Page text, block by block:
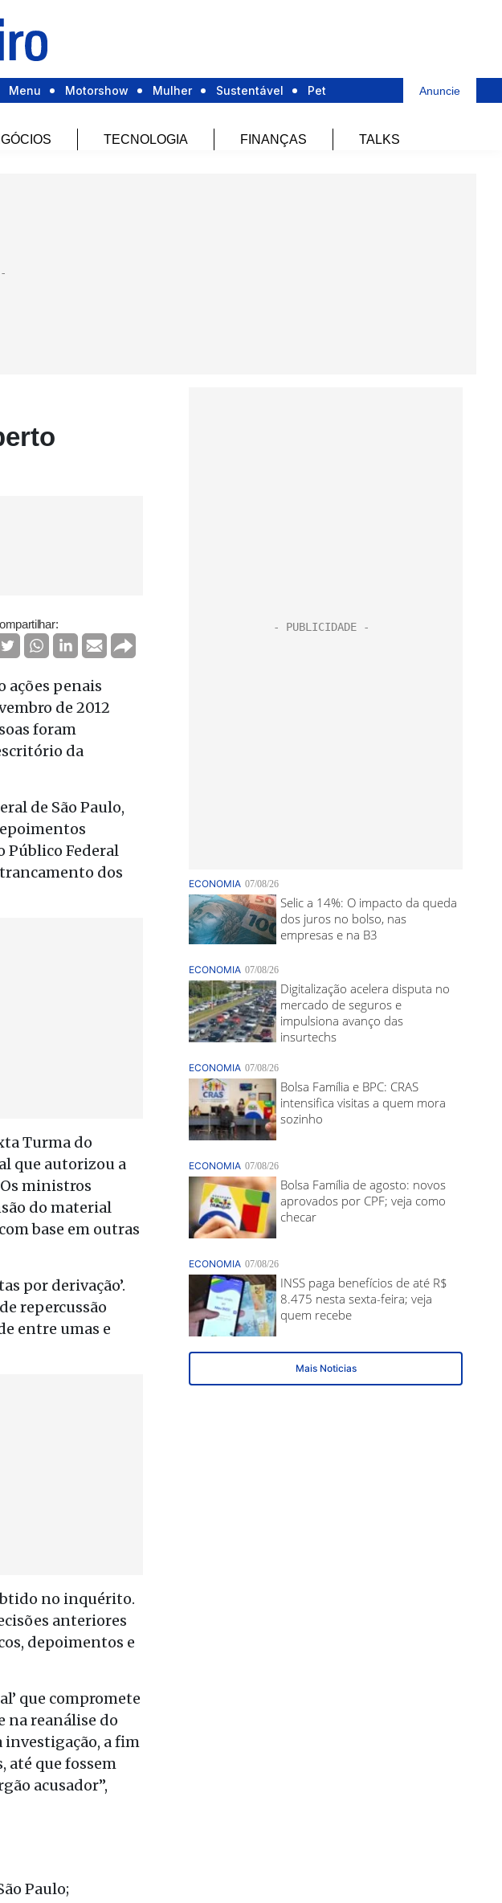
Menu Motorshow Mulher Sustentável Pet Anuncie
TECNOLOGIA FINANÇAS TALKS
ações penais
de 2012
foram
da
de São Paulo,
Público Federal
dos
Turma do
que autorizou a
ministros
do material
base em outras
por derivação’.
repercussão
entre umas e
no inquérito.
anteriores
depoimentos e
que compromete
na reanálise do
investigação, a fim
até que fossem
acusador”,
Paulo;